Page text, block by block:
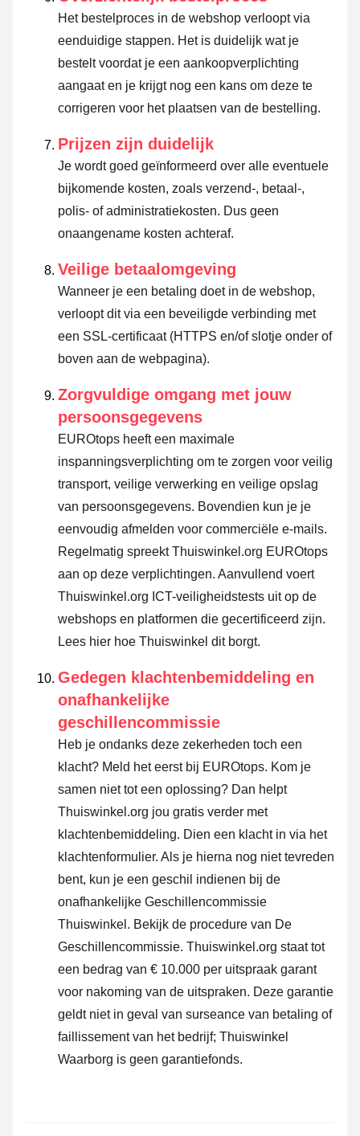
Het bestelproces in de webshop verloopt via
eenduidige stappen. Het is duidelijk wat je
bestelt voordat je een aankoopverplichting
aangaat en je krijgt nog een kans om deze te
corrigeren voor het plaatsen van de bestelling.
Prijzen zijn duidelijk
Je wordt goed geïnformeerd over alle eventuele
bijkomende kosten, zoals verzend-, betaal-,
polis- of administratiekosten. Dus geen
onaangename kosten achteraf.
Veilige betaalomgeving
Wanneer je een betaling doet in de webshop,
verloopt dit via een beveiligde verbinding met
een SSL-certificaat (HTTPS en/of slotje onder of
boven aan de webpagina).
Zorgvuldige omgang met jouw
persoonsgegevens
EUROtops heeft een maximale
inspanningsverplichting om te zorgen voor veilig
transport, veilige verwerking en veilige opslag
van persoonsgegevens. Bovendien kun je je
eenvoudig afmelden voor commerciële e-mails.
Regelmatig spreekt Thuiswinkel.org EUROtops
aan op deze verplichtingen. Aanvullend voert
Thuiswinkel.org ICT-veiligheidstests uit op de
webshops en platformen die gecertificeerd zijn.
Lees hier hoe Thuiswinkel dit borgt.
Gedegen klachtenbemiddeling en
onafhankelijke
geschillencommissie
Heb je ondanks deze zekerheden toch een
klacht? Meld het eerst bij EUROtops. Kom je
samen niet tot een oplossing? Dan helpt
Thuiswinkel.org jou gratis verder met
klachtenbemiddeling. Dien een klacht in via het
klachtenformulier. Als je hierna nog niet tevreden
bent, kun je een geschil indienen bij de
onafhankelijke Geschillencommissie
Thuiswinkel. Bekijk de procedure van De
Geschillencommissie. Thuiswinkel.org staat tot
een bedrag van € 10.000 per uitspraak garant
voor nakoming van de uitspraken. Deze garantie
geldt niet in geval van surseance van betaling of
faillissement van het bedrijf; Thuiswinkel
Waarborg is geen garantiefonds.